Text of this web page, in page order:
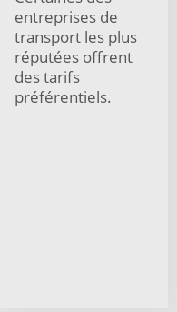
entreprises de
transport les plus
réputées offrent
des tarifs
préférentiels.